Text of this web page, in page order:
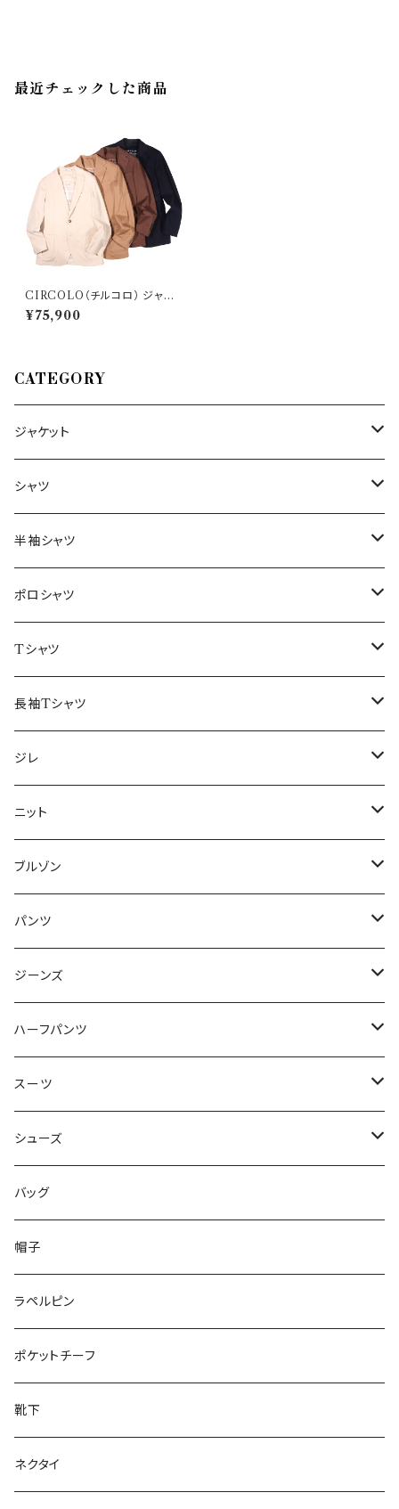
最近チェックした商品
CIRCOLO（チルコロ） ジャケッ
ト CN4424 33202
¥75,900
CATEGORY
ジャケット
～44/S
46/M
48/L
50/XL～
シャツ
～44/S
46/M
48/L
50/XL～
半袖シャツ
～44/S
46/M
48/L
50/XL～
ポロシャツ
～44/S
46/M
48/L
50/XL～
Tシャツ
～44/S
46/M
48/L
50/XL～
長袖Tシャツ
～44/S
46/M
48/L
50/XL～
ジレ
～44/S
46/M
48/L
50/XL～
ニット
～44/S
46/M
48/L
50/XL～
ブルゾン
～44/S
46/M
48/L
50/XL～
パンツ
～44/S
46/M
48/L
50/XL～
ジーンズ
～44/S
46/M
48/L
50/XL～
ハーフパンツ
～44/S
46/M
48/L
50/XL～
スーツ
～44/S
46/M
48/L
50/XL～
シューズ
～25.5cm
26cm～
27cm～
28cm～
バッグ
帽子
ラペルピン
ポケットチーフ
靴下
ネクタイ